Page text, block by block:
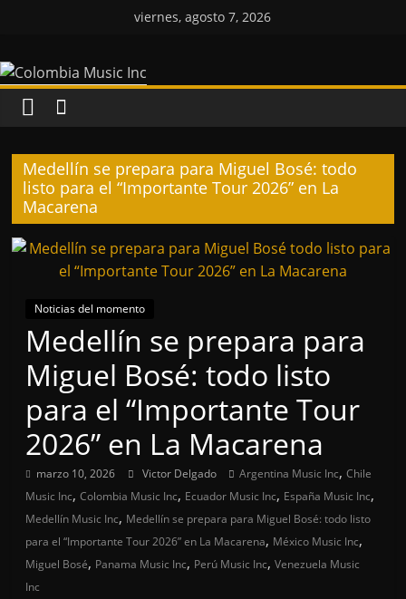
viernes, agosto 7, 2026
Colombia
Music
Inc
Colombia
Music
Inc
Medellín se prepara para Miguel Bosé: todo
listo para el “Importante Tour 2026” en La
Macarena
Noticias del momento
Medellín se prepara para
Miguel Bosé: todo listo
para el “Importante Tour
2026” en La Macarena
marzo 10, 2026 Victor Delgado Argentina Music Inc,Chile
Music Inc,Colombia Music Inc, Ecuador Music Inc, España Music Inc,
Medellín Music Inc, Medellín se prepara para Miguel Bosé: todo listo
para el “Importante Tour 2026” en La Macarena, México Music Inc,
Miguel Bosé, Panama Music Inc, Perú Music Inc,Venezuela Music
Inc